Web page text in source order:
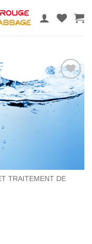
Ajouter
au
wishlist
TRAITEMENT DE